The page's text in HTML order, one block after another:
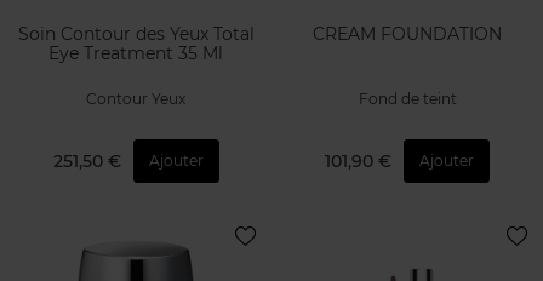
Soin Contour des Yeux Total
Eye Treatment 35 Ml
Contour Yeux
251,50 € Ajouter
CREAM FOUNDATION
Fond de teint
101,90 € Ajouter